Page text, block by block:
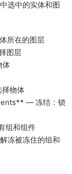
选中的实体和图
所在的图层
图层
体
物体
— 冻结：锁
组和组件
冻被冻住的组和